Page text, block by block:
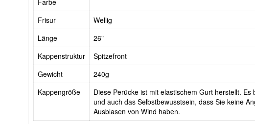
Farbe
Frisur
Wellig
Länge
26"
Kappenstruktur
Spitzefront
Gewicht
240g
Kappengröße
Diese Perücke ist mit elastischem Gurt herstellt. Es
und auch das Selbstbewusstsein, dass Sie keine
Ausblasen von Wind haben.